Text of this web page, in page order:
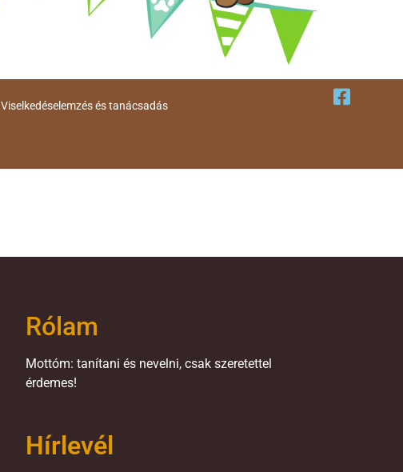
Viselkedéselemzés és tanácsadás
Rólam
Mottóm: tanítani és nevelni, csak szeretettel
érdemes!
Hírlevél